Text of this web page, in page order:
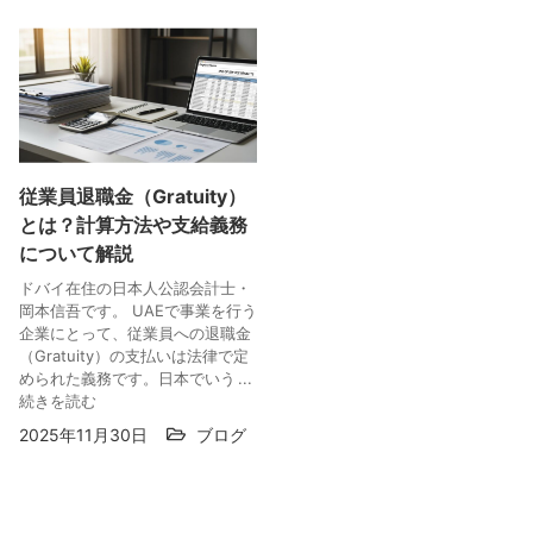
従業員退職金（Gratuity）
とは？計算方法や支給義務
について解説
ドバイ在住の日本人公認会計士・
岡本信吾です。 UAEで事業を行う
企業にとって、従業員への退職金
（Gratuity）の支払いは法律で定
められた義務です。日本でいう ...
続きを読む
2025年11月30日 ブログ